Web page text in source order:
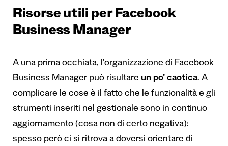
Risorse utili per Facebook
Business Manager
A una prima occhiata, l’organizzazione di Facebook
Business Manager può risultare un po’ caotica. A
complicare le cose è il fatto che le funzionalità e gli
strumenti inseriti nel gestionale sono in continuo
aggiornamento (cosa non di certo negativa):
spesso però ci si ritrova a doversi orientare di